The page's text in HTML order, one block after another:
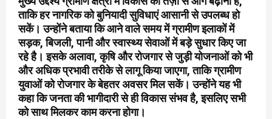
ताकि हर नागरिक को बुनियादी सुविधाएं आसानी से उपलब्ध हो
सकें। उन्होंने बताया कि आने वाले समय में ग्रामीण इलाकों में
सड़क, बिजली, पानी और स्वास्थ्य सेवाओं में बड़े सुधार किए जा
रहे है। इसके अलावा, कृषि और रोजगार से जुड़ी योजनाओं को भी
और अधिक प्रभावी तरीके से लागू किया जाएगा, ताकि ग्रामीण
युवाओं को रोजगार के बेहतर अवसर मिल सकें। उन्होंने यह भी
कहा कि जनता की भागीदारी से ही विकास संभव है, इसलिए सभी
को साथ मिलकर काम करना होगा।